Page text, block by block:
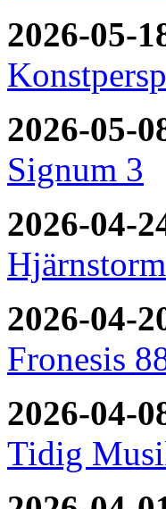
2026-05-
2026-05-
Signum 3
2026-04-
2026-04-
Fronesis
2026-04-
Tidig